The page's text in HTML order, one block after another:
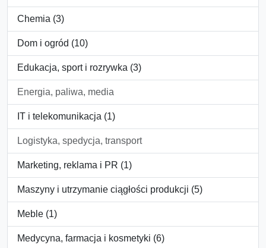
Chemia (3)
Dom i ogród (10)
Edukacja, sport i rozrywka (3)
Energia, paliwa, media
IT i telekomunikacja (1)
Logistyka, spedycja, transport
Marketing, reklama i PR (1)
Maszyny i utrzymanie ciągłości produkcji (5)
Meble (1)
Medycyna, farmacja i kosmetyki (6)